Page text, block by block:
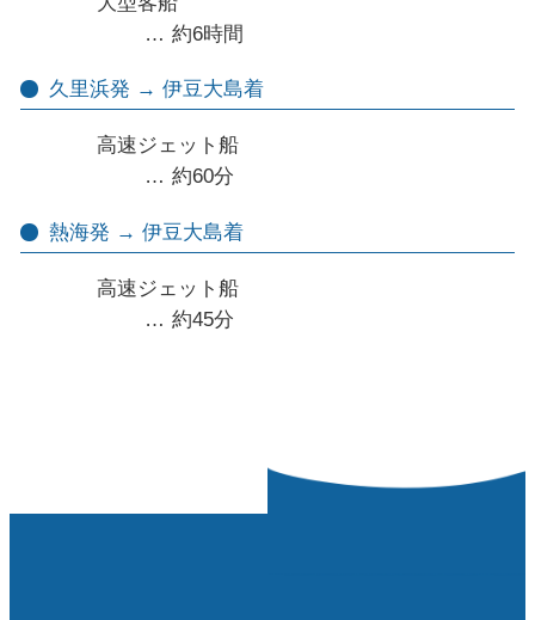
約6時間
久里浜発 → 伊豆大島着
高速ジェット船
約60分
熱海発 → 伊豆大島着
高速ジェット船
約45分